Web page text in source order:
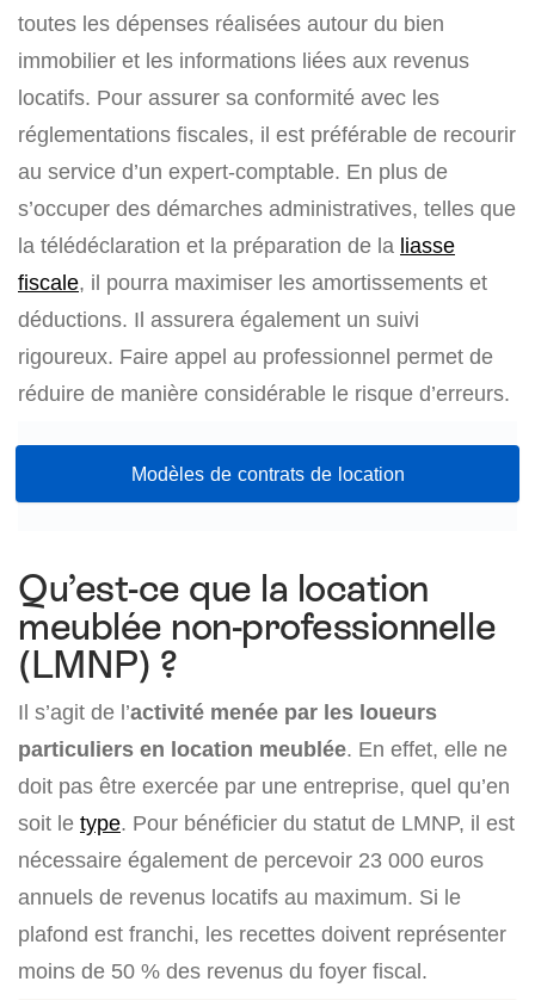
toutes les dépenses réalisées autour du bien
immobilier et les informations liées aux revenus
locatifs. Pour assurer sa conformité avec les
réglementations fiscales, il est préférable de recourir
au service d’un expert-comptable. En plus de
s’occuper des démarches administratives, telles que
la télédéclaration et la préparation de la liasse
fiscale, il pourra maximiser les amortissements et
déductions. Il assurera également un suivi
rigoureux. Faire appel au professionnel permet de
réduire de manière considérable le risque d’erreurs.
Modèles de contrats de location
Qu’est-ce que la location
meublée non-professionnelle
(LMNP) ?
Il s’agit de l’activité menée par les loueurs
particuliers en location meublée. En effet, elle ne
doit pas être exercée par une entreprise, quel qu’en
soit le type. Pour bénéficier du statut de LMNP, il est
nécessaire également de percevoir 23 000 euros
annuels de revenus locatifs au maximum. Si le
plafond est franchi, les recettes doivent représenter
moins de 50 % des revenus du foyer fiscal.